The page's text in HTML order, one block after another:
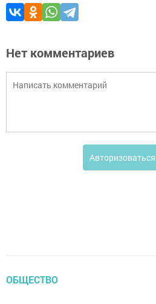
Нет комментариев
Авторизоваться
ОБЩЕСТВО